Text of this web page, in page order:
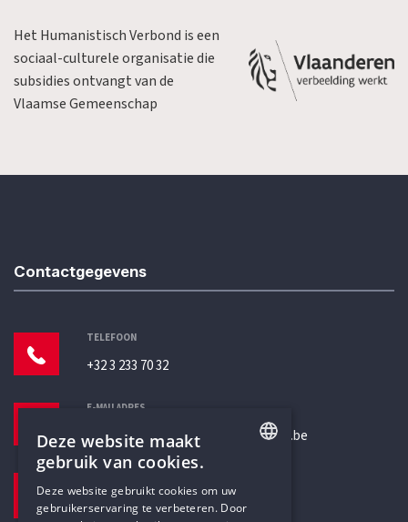
Het Humanistisch Verbond is een
sociaal-culturele organisatie die
subsidies ontvangt van de
Vlaamse Gemeenschap
Contactgegevens
TELEFOON
+32 3 233 70 32
E-MAILADRES
secretariaat@humanistischverbond.be
Pottenbrug 4
DUTCH
Deze website maakt
gebruik van cookies.
Deze website gebruikt cookies om uw
gebruikerservaring te verbeteren. Door